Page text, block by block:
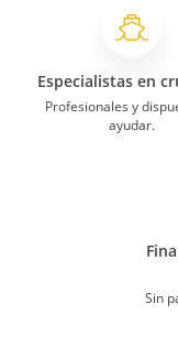
Especialistas en
Profesionales y
ayudar.
Sin